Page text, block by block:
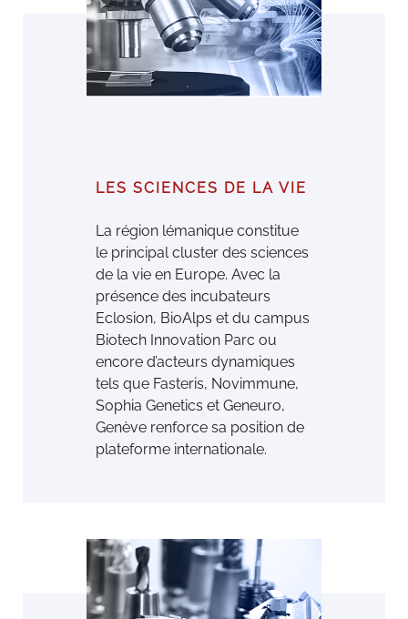
LES SCIENCES DE LA VIE
La région lémanique constitue
le principal cluster des sciences
de la vie en Europe. Avec la
présence des incubateurs
Eclosion, BioAlps et du campus
Biotech Innovation Parc ou
encore d’acteurs dynamiques
tels que Fasteris, Novimmune,
Sophia Genetics et Geneuro,
Genève renforce sa position de
plateforme internationale.